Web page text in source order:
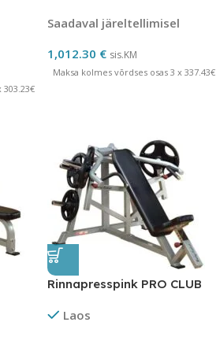
Saadaval järeltellimisel
1,012.30 € sis.KM
Maksa kolmes võrdses osas 3 x 337.43€
Rinnapresspink PRO CLUB
Laos